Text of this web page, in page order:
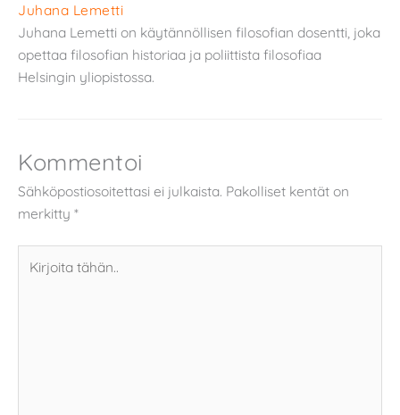
Juhana Lemetti
Juhana Lemetti on käytännöllisen filosofian dosentti, joka
opettaa filosofian historiaa ja poliittista filosofiaa
Helsingin yliopistossa.
Kommentoi
Sähköpostiosoitettasi ei julkaista. Pakolliset kentät on
merkitty *
tähän..